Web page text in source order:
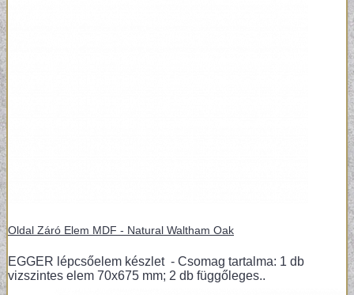
Oldal Záró Elem MDF - Natural Waltham Oak
EGGER lépcsőelem készlet - Csomag tartalma: 1 db
vizszintes elem 70x675 mm; 2 db függőleges..